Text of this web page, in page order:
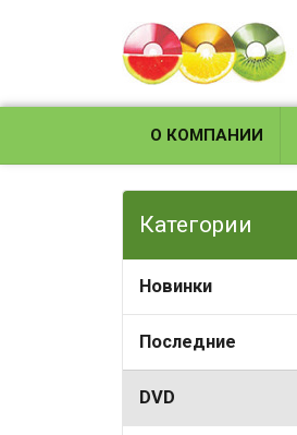
О КОМПАНИИ
Категории
Новинки
Последние
DVD